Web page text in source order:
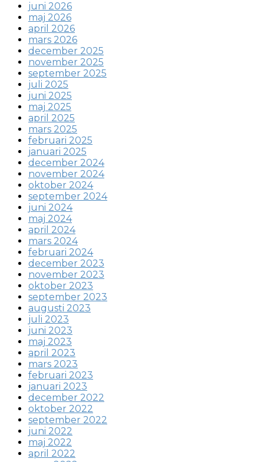
juni 2026
maj 2026
april 2026
mars 2026
december 2025
november 2025
september 2025
juli 2025
juni 2025
maj 2025
april 2025
mars 2025
februari 2025
januari 2025
december 2024
november 2024
oktober 2024
september 2024
juni 2024
maj 2024
april 2024
mars 2024
februari 2024
december 2023
november 2023
oktober 2023
september 2023
augusti 2023
juli 2023
juni 2023
maj 2023
april 2023
mars 2023
februari 2023
januari 2023
december 2022
oktober 2022
september 2022
juni 2022
maj 2022
april 2022